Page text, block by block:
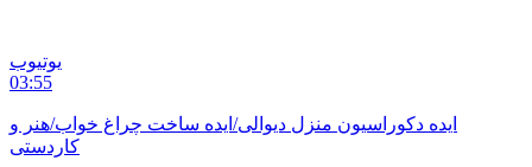
یوتیوب
03:55
ایده دکوراسیون منزل دیوالی/ایده ساخت چراغ خواب/هنر و
کاردستی